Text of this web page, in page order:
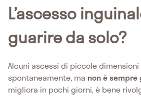
L’ascesso
guarire da solo?
Alcuni ascessi di piccole
spontaneamente, ma non è
migliora in pochi giorni, è bene